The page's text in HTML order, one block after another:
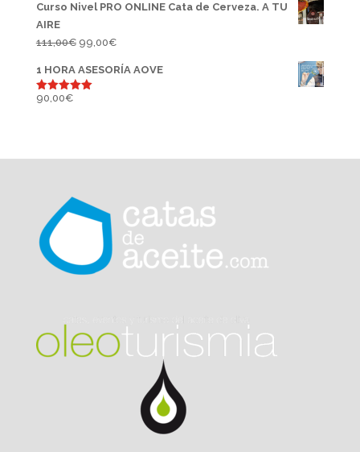
Curso Nivel PRO ONLINE Cata de Cerveza. A TU
AIRE
111,00€ El
original
99,00€El
actual
1 HORA ASESORÍA AOVE
Valorado
90,00€